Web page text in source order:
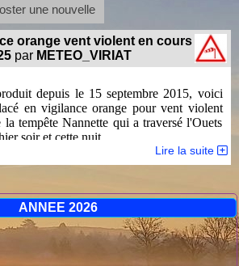
ANNEE 2026
une nouvelle
orange vent violent en cours
par METEO_VIRIAT
depuis le 15 septembre 2015, voici
en vigilance orange pour vent violent
tempête Nannette qui a traversé l'Ouets
soir et cette nuit.
50km/h sur le coup de midi, ce n'est qu'à
le vent s'est amplifié avec une rafale à
agitée!
maximale enregistrée par ma station
en 2002 est de 91.7km/h le 16
de vigilance Régional.
Lire la suite